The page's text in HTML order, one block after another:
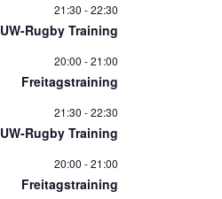
21:30 -22:30
UW-Rugby Training
20:00 -21:00
Freitagstraining
21:30 -22:30
UW-Rugby Training
20:00 -21:00
Freitagstraining